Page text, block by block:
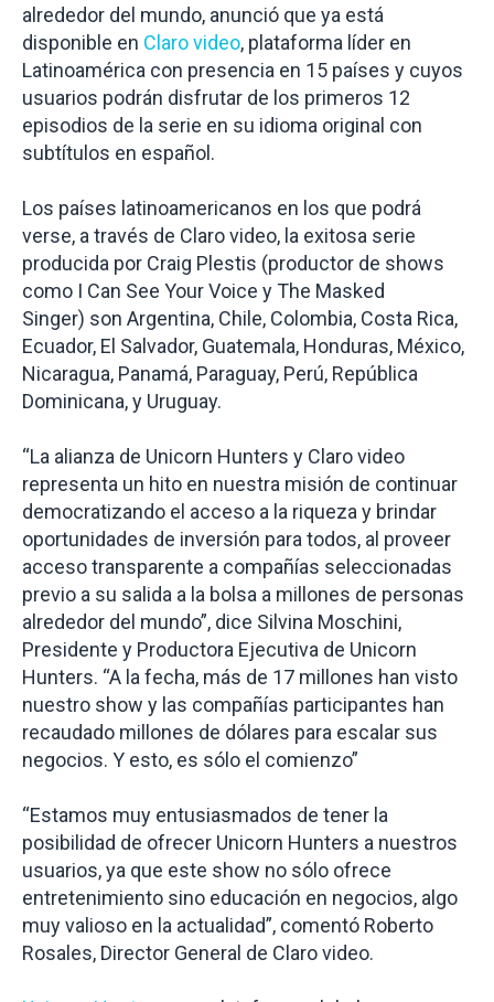
alrededor del mundo, anunció que ya está
disponible en Claro video, plataforma líder en
Latinoamérica con presencia en 15 países y cuyos
usuarios podrán disfrutar de los primeros 12
episodios de la serie en su idioma original con
subtítulos en español.
Los países latinoamericanos en los que podrá
verse, a través de Claro video, la exitosa serie
producida por Craig Plestis (productor de shows
como I Can See Your Voice y The Masked
Singer) son Argentina, Chile, Colombia, Costa Rica,
Ecuador, El Salvador, Guatemala, Honduras, México,
Nicaragua, Panamá, Paraguay, Perú, República
Dominicana, y Uruguay.
“La alianza de Unicorn Hunters y Claro video
representa un hito en nuestra misión de continuar
democratizando el acceso a la riqueza y brindar
oportunidades de inversión para todos, al proveer
acceso transparente a compañías seleccionadas
previo a su salida a la bolsa a millones de personas
alrededor del mundo”, dice Silvina Moschini,
Presidente y Productora Ejecutiva de Unicorn
Hunters. “A la fecha, más de 17 millones han visto
nuestro show y las compañías participantes han
recaudado millones de dólares para escalar sus
negocios. Y esto, es sólo el comienzo”
“Estamos muy entusiasmados de tener la
posibilidad de ofrecer Unicorn Hunters a nuestros
usuarios, ya que este show no sólo ofrece
entretenimiento sino educación en negocios, algo
muy valioso en la actualidad”, comentó Roberto
Rosales, Director General de Claro video.